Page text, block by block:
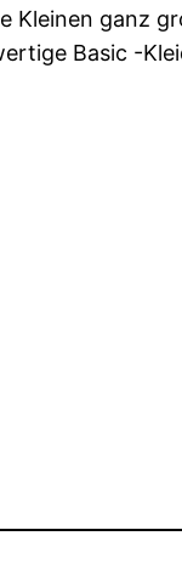
ganz
Basic -